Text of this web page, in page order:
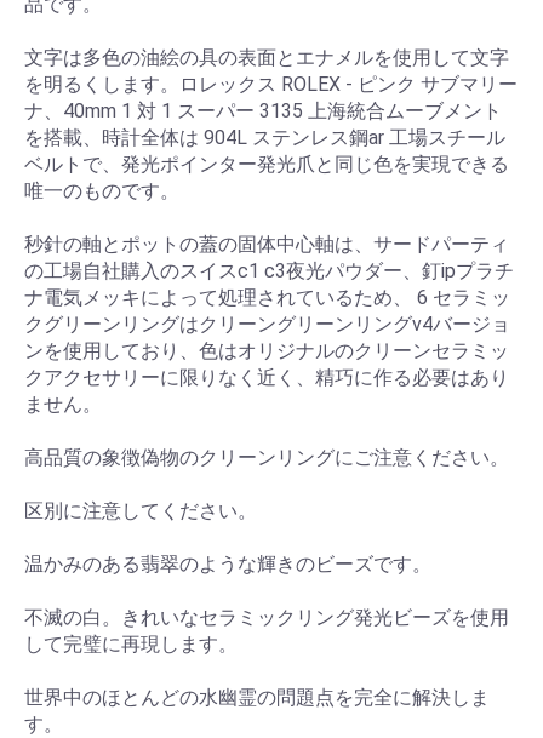
文字は多色の油絵の具の表面とエナメルを使用して文字
を明るくします。ロレックス ROLEX - ピンク サブマリー
ナ、40mm 1 対 1 スーパー 3135 上海統合ムーブメント
を搭載、時計全体は 904L ステンレス鋼ar 工場スチール
ベルトで、発光ポインター発光爪と同じ色を実現できる
唯一のものです。
秒針の軸とポットの蓋の固体中心軸は、サードパーティ
の工場自社購入のスイスc1 c3夜光パウダー、釘ipプラチ
ナ電気メッキによって処理されているため、 6 セラミッ
クグリーンリングはクリーングリーンリングv4バージョ
ンを使用しており、色はオリジナルのクリーンセラミッ
クアクセサリーに限りなく近く、精巧に作る必要はあり
ません。
高品質の象徴偽物のクリーンリングにご注意ください。
区別に注意してください。
温かみのある翡翠のような輝きのビーズです。
不滅の白。きれいなセラミックリング発光ビーズを使用
して完璧に再現します。
世界中のほとんどの水幽霊の問題点を完全に解決しま
す。